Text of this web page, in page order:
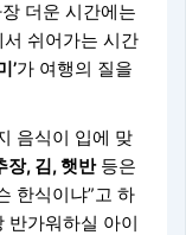
더운 시간에는
쉬어가는 시간
’가 여행의 질을
음식이 입에 맞
장, 김, 햇반등은
한식이냐”고 하
반가워하실 아이